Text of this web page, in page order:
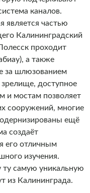
каналов.
является частью
Калининградский
проходит
а также
за шлюзованием
доступное
и мостам позволяет
сооружений, многие
ещё
создаёт
его отличным
изучения.
самую уникальную
из Калининграда.